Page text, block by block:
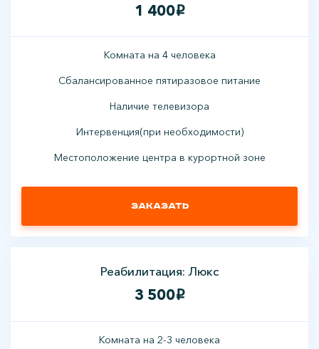
1 400i
Комната на 4 человека
Сбалансированное пятиразовое питание
Наличие телевизора
Интервенция(при необходимости)
Местоположение центра в курортной зоне
Заказать
Реабилитация: Люкс
3 500i
Комната на 2-3 человека